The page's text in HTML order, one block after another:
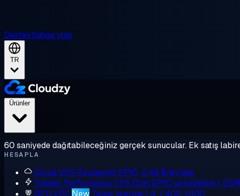
DestekSatışa ulaş
TR
Ürünler
60 saniyede dağıtabileceğiniz gerçek sunucular. Ek satış
HESAPLA
Cloud VPS Paylaşımlı EPYC, 2,48 $/ay'dan
Yüksek Performanslı VPS Özel EPYC çekirdekleri,
GPU VPS New Talep üzerine L4, L40S, H100